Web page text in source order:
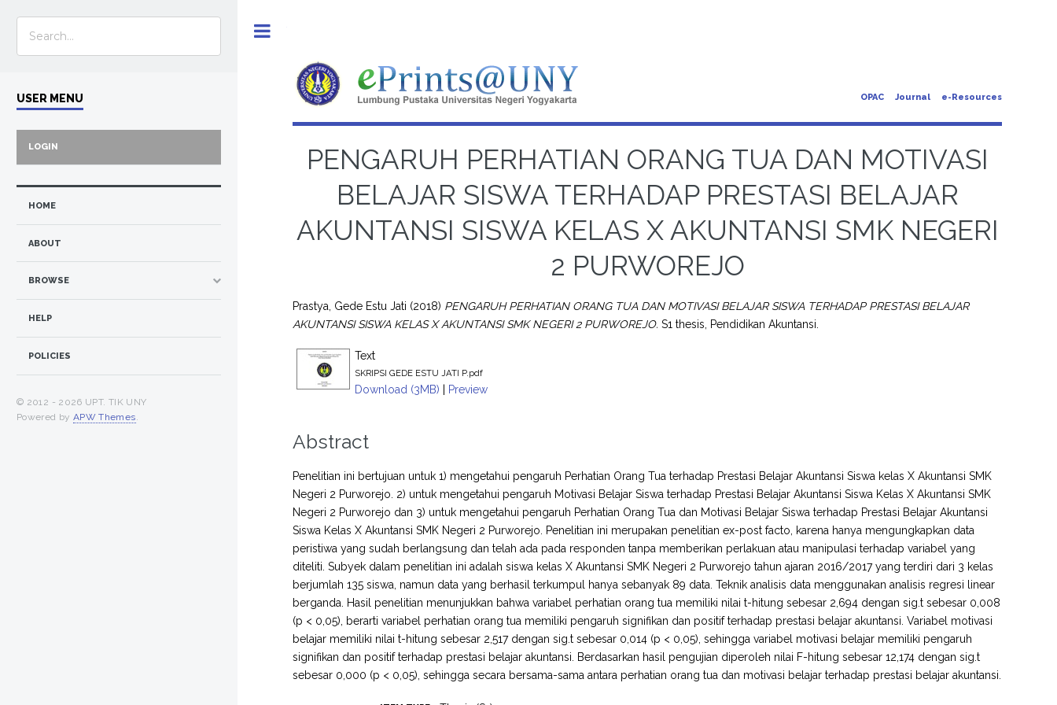
OPAC Journal e-Resources
PENGARUH PERHATIAN ORANG TUA DAN MOTIVASI
BELAJAR SISWA TERHADAP PRESTASI BELAJAR
AKUNTANSI SISWA KELAS X AKUNTANSI SMK NEGERI
2 PURWOREJO
Prastya, Gede Estu Jati (2018) PENGARUH PERHATIAN ORANG TUA DAN MOTIVASI BELAJAR SISWA TERHADAP PRESTASI BELAJAR
AKUNTANSI SISWA KELAS X AKUNTANSI SMK NEGERI 2 PURWOREJO. S1 thesis, Pendidikan Akuntansi.
Text
SKRIPSI GEDE ESTU JATI P.pdf
Download (3MB) | Preview
Abstract
Penelitian ini bertujuan untuk 1) mengetahui pengaruh Perhatian Orang Tua terhadap Prestasi Belajar Akuntansi Siswa kelas X Akuntansi SMK
Negeri 2 Purworejo. 2) untuk mengetahui pengaruh Motivasi Belajar Siswa terhadap Prestasi Belajar Akuntansi Siswa Kelas X Akuntansi SMK
Negeri 2 Purworejo dan 3) untuk mengetahui pengaruh Perhatian Orang Tua dan Motivasi Belajar Siswa terhadap Prestasi Belajar Akuntansi
Siswa Kelas X Akuntansi SMK Negeri 2 Purworejo. Penelitian ini merupakan penelitian ex-post facto, karena hanya mengungkapkan data
peristiwa yang sudah berlangsung dan telah ada pada responden tanpa memberikan perlakuan atau manipulasi terhadap variabel yang
diteliti. Subyek dalam penelitian ini adalah siswa kelas X Akuntansi SMK Negeri 2 Purworejo tahun ajaran 2016/2017 yang terdiri dari 3 kelas
berjumlah 135 siswa, namun data yang berhasil terkumpul hanya sebanyak 89 data. Teknik analisis data menggunakan analisis regresi linear
berganda. Hasil penelitian menunjukkan bahwa variabel perhatian orang tua memiliki nilai t-hitung sebesar 2,694 dengan sig.t sebesar 0,008
(p < 0,05), berarti variabel perhatian orang tua memiliki pengaruh signifikan dan positif terhadap prestasi belajar akuntansi. Variabel motivasi
belajar memiliki nilai t-hitung sebesar 2,517 dengan sig.t sebesar 0,014 (p < 0,05), sehingga variabel motivasi belajar memiliki pengaruh
signifikan dan positif terhadap prestasi belajar akuntansi. Berdasarkan hasil pengujian diperoleh nilai F-hitung sebesar 12,174 dengan sig.t
sebesar 0,000 (p < 0,05), sehingga secara bersama-sama antara perhatian orang tua dan motivasi belajar terhadap prestasi belajar akuntansi.
USER MENU
LOGIN
HOME
ABOUT
BROWSE
HELP
POLICIES
© 2012 - 2026 UPT. TIK UNY
Powered by APW Themes